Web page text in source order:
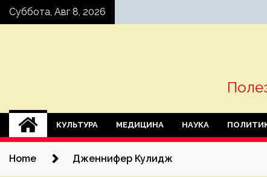
SkipСуббота, Авг 8, 2026
КУЛЬТУРА МЕДИЦИНА НАУКА
Home Дженнифер Кулидж